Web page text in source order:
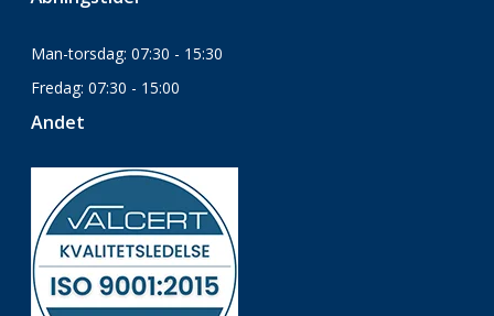
Man-torsdag: 07:30 - 15:30
Fredag: 07:30 - 15:00
Andet